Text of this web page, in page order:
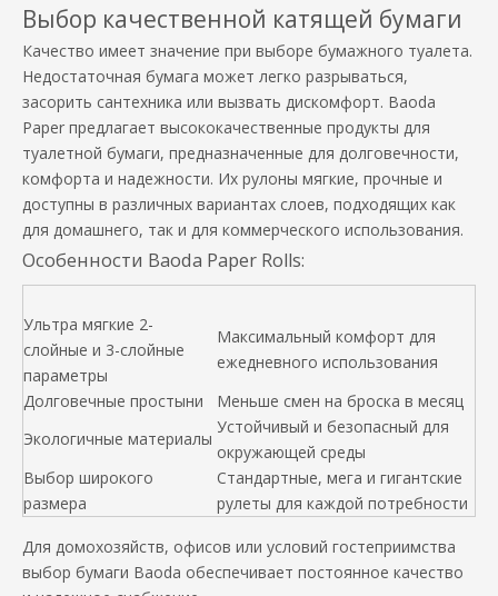
Выбор качественной катящей бумаги
Качество имеет значение при выборе бумажного туалета.
Недостаточная бумага может легко разрываться,
засорить сантехника или вызвать дискомфорт. Baoda
Paper предлагает высококачественные продукты для
туалетной бумаги, предназначенные для долговечности,
комфорта и надежности. Их рулоны мягкие, прочные и
доступны в различных вариантах слоев, подходящих как
для домашнего, так и для коммерческого использования.
Особенности Baoda Paper Rolls:
Ультра мягкие 2-
слойные и 3-слойные
параметры
Максимальный комфорт для
ежедневного использования
Долговечные простыни
Меньше смен на броска в месяц
Экологичные материалы
Устойчивый и безопасный для
окружающей среды
Выбор широкого
размера
Стандартные, мега и гигантские
рулеты для каждой потребности
Для домохозяйств, офисов или условий гостеприимства
выбор бумаги Baoda обеспечивает постоянное качество